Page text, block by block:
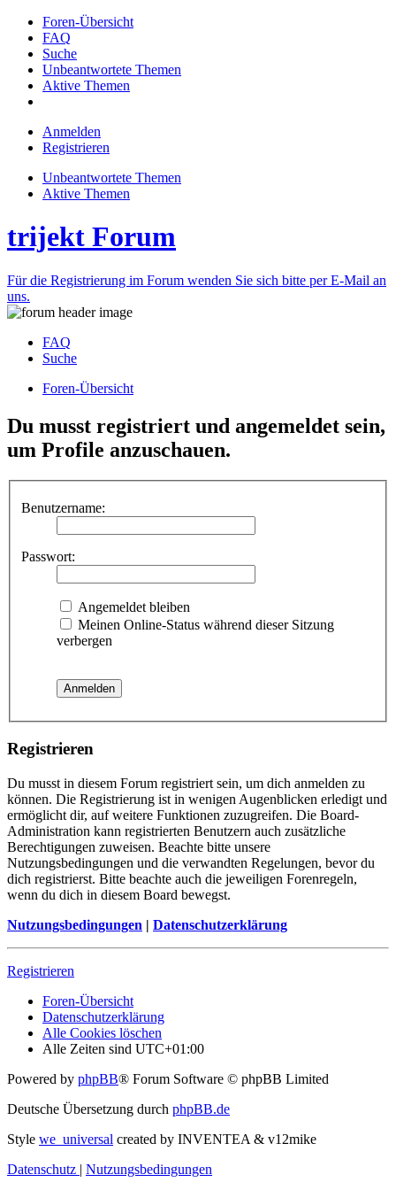
Foren-Übersicht
FAQ
Suche
Unbeantwortete Themen
Aktive Themen
Anmelden
Registrieren
Unbeantwortete Themen
Aktive Themen
trijekt Forum
Für die Registrierung im Forum wenden Sie sich bitte per E-Mail an
uns.
FAQ
Suche
Foren-Übersicht
Du musst registriert und angemeldet sein,
um Profile anzuschauen.
Benutzername:
Passwort:
Angemeldet bleiben
Meinen Online-Status während dieser Sitzung
verbergen
Registrieren
Du musst in diesem Forum registriert sein, um dich anmelden zu
können. Die Registrierung ist in wenigen Augenblicken erledigt und
ermöglicht dir, auf weitere Funktionen zuzugreifen. Die Board-
Administration kann registrierten Benutzern auch zusätzliche
Berechtigungen zuweisen. Beachte bitte unsere
Nutzungsbedingungen und die verwandten Regelungen, bevor du
dich registrierst. Bitte beachte auch die jeweiligen Forenregeln,
wenn du dich in diesem Board bewegst.
Nutzungsbedingungen | Datenschutzerklärung
Registrieren
Foren-Übersicht
Datenschutzerklärung
Alle Cookies löschen
Alle Zeiten sind UTC+01:00
Powered by phpBB® Forum Software © phpBB Limited
Deutsche Übersetzung durch phpBB.de
Style we_universal created by INVENTEA & v12mike
Datenschutz | Nutzungsbedingungen